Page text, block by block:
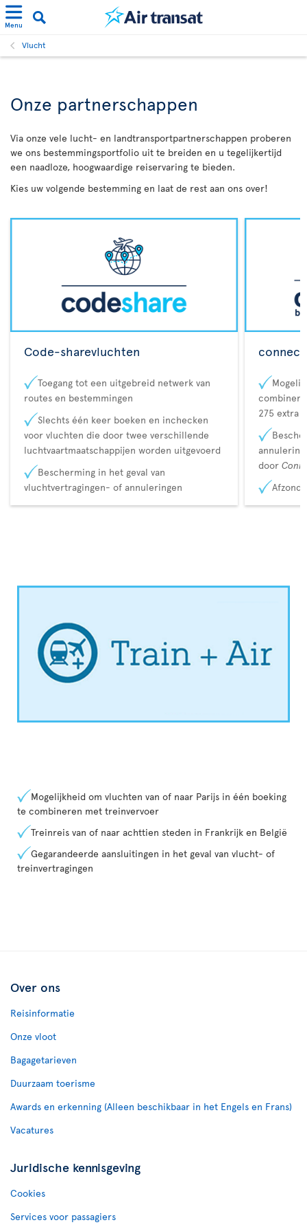
Menu
Vlucht
Onze partnerschappen
Via onze vele lucht- en landtransportpartnerschappen proberen
we ons bestemmingsportfolio uit te breiden en u tegelijkertijd
een naadloze, hoogwaardige reiservaring te bieden.
Kies uw volgende bestemming en laat de rest aan ons over!
Code-sharevluchten
Toegang tot een uitgebreid netwerk van
routes en bestemmingen
Slechts één keer boeken en inchecken
voor vluchten die door twee verschillende
luchtvaartmaatschappijen worden uitgevoerd
Bescherming in het geval van
vluchtvertragingen- of annuleringen
275 extra
door
Mogelijkheid om vluchten van of naar Parijs in één boeking
te combineren met treinvervoer
Treinreis van of naar achttien steden in Frankrijk en België
Gegarandeerde aansluitingen in het geval van vlucht- of
treinvertragingen
Over ons
Reisinformatie
Onze vloot
Bagagetarieven
Duurzaam toerisme
Awards en erkenning (Alleen beschikbaar in het Engels en Frans)
Vacatures
Juridische kennisgeving
Cookies
Services voor passagiers